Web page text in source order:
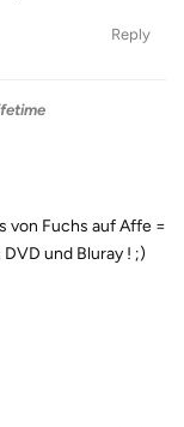
Reply
von Fuchs auf Affe =
und Bluray ! ;)